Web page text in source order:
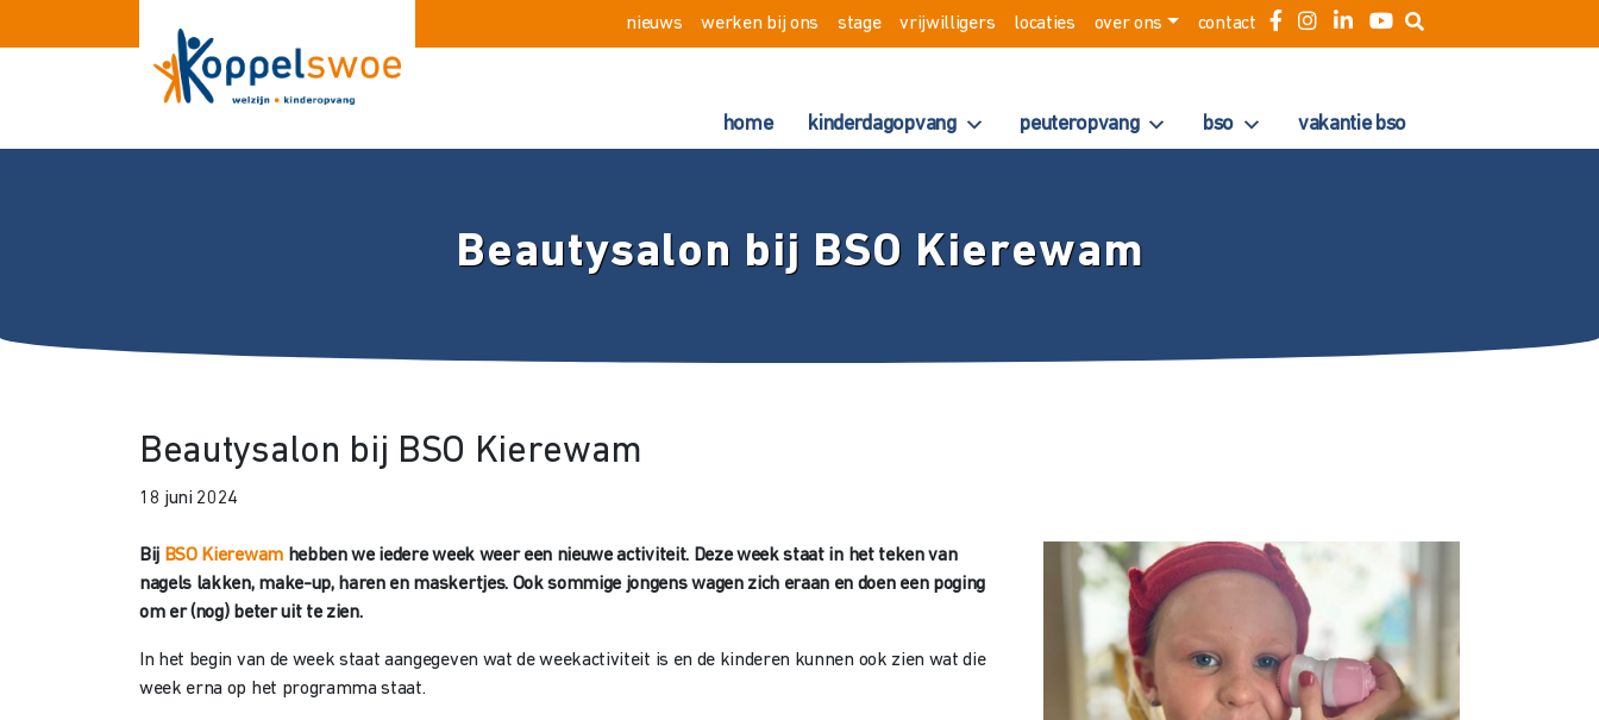
nieuws werken bij ons stage vrijwilligers locaties over ons contact
home kinderdagopvang peuteropvang bso vakantie bso
Beautysalon bij BSO Kierewam
Beautysalon bij BSO Kierewam
18 juni 2024
Bij BSO Kierewamhebben we iedere week weer een nieuwe activiteit. Deze week staat in het teken van
nagels lakken, make-up, haren en maskertjes. Ook sommige jongens wagen zich eraan en doen een poging
om er (nog) beter uit te zien.
In het begin van de week staat aangegeven wat de weekactiviteit is en de kinderen kunnen ook zien wat die
week erna op het programma staat.